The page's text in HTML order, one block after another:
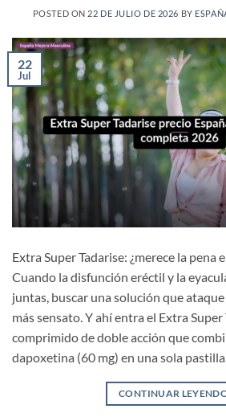
POSTED ON 22 DE JULIO DE 2026 BY
22
Jul
Extra Super Tadarise: ¿merece la pena
Cuando la disfunción eréctil y la
juntas, buscar una solución que
más sensato. Y ahí entra el Extra Super
comprimido de doble acción que
dapoxetina (60 mg) en una sola
CONTINUAR